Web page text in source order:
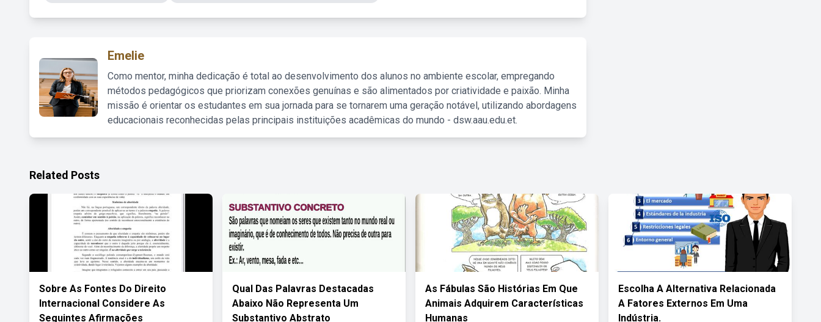
Emelie
Como mentor, minha dedicação é total ao desenvolvimento dos alunos no ambiente escolar, empregando
métodos pedagógicos que priorizam conexões genuínas e são alimentados por criatividade e paixão. Minha
missão é orientar os estudantes em sua jornada para se tornarem uma geração notável, utilizando abordagens
educacionais reconhecidas pelas principais instituições acadêmicas do mundo - dsw.aau.edu.et.
Related Posts
Sobre As Fontes Do Direito
Internacional Considere As
Seguintes Afirmações
Qual Das Palavras Destacadas
Abaixo Não Representa Um
Substantivo Abstrato
As Fábulas São Histórias Em Que
Animais Adquirem Características
Humanas
Escolha A Alternativa Relacionada
A Fatores Externos Em Uma
Indústria.